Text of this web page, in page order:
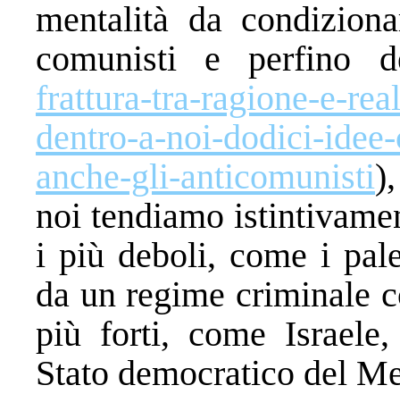
mentalità da
comunisti e perfino
frattura-tra-ragione-e-
dentro-a-noi-dodici-
anche-gli-anticomunisti
noi tendiamo
i più deboli, come i
da un regime criminale
più forti, come
Stato democratico del